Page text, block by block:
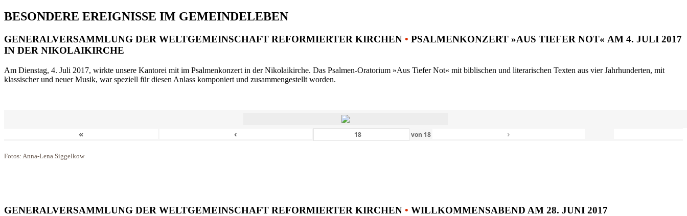
BESONDERE EREIGNISSE IM GEMEINDELEBEN
GENERALVERSAMMLUNG DER WELTGEMEINSCHAFT REFORMIERTER KIRCHEN • PSALMENKONZERT »AUS TIEFER NOT« AM 4. JULI 2017
IN DER NIKOLAIKIRCHE
Am Dienstag, 4. Juli 2017, wirkte unsere Kantorei mit im Psalmenkonzert in der Nikolaikirche. Das Psalmen-Oratorium »Aus Tiefer Not« mit biblischen und literarischen Texten aus vier Jahrhunderten, mit
klassischer und neuer Musik, war speziell für diesen Anlass komponiert und zusammengestellt worden.
« ‹ von 18 ›
Fotos: Anna-Lena Siggelkow
GENERALVERSAMMLUNG DER WELTGEMEINSCHAFT REFORMIERTER KIRCHEN • WILLKOMMENSABEND AM 28. JUNI 2017